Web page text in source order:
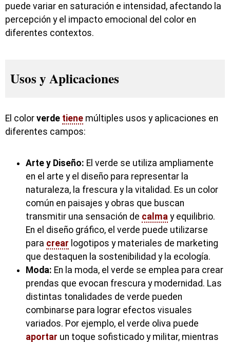
puede variar en saturación e intensidad, afectando la
percepción y el impacto emocional del color en
diferentes contextos.
Usos y Aplicaciones
El color verde tiene múltiples usos y aplicaciones en
diferentes campos:
Arte y Diseño: El verde se utiliza ampliamente
en el arte y el diseño para representar la
naturaleza, la frescura y la vitalidad. Es un color
común en paisajes y obras que buscan
transmitir una sensación de calma y equilibrio.
En el diseño gráfico, el verde puede utilizarse
para crear logotipos y materiales de marketing
que destaquen la sostenibilidad y la ecología.
Moda: En la moda, el verde se emplea para crear
prendas que evocan frescura y modernidad. Las
distintas tonalidades de verde pueden
combinarse para lograr efectos visuales
variados. Por ejemplo, el verde oliva puede
aportar un toque sofisticado y militar, mientras